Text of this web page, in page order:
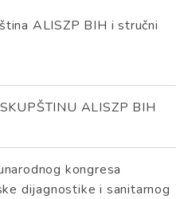
ALISZP BIH i stručni
ALISZP BIH
kongresa
dijagnostike i sanitarnog